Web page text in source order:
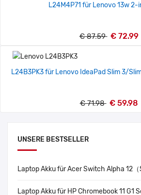
UNSERE BESTSELLER
Laptop Akku für Acer Switch Alpha 12
Laptop Akku für HP Chromebook 11 G1
L24M4P71 für Lenovo 13w 2-
€ 87.59 € 72.99
L24B3PK3 für Lenovo IdeaPad Slim 3/
€ 71.98 € 59.98